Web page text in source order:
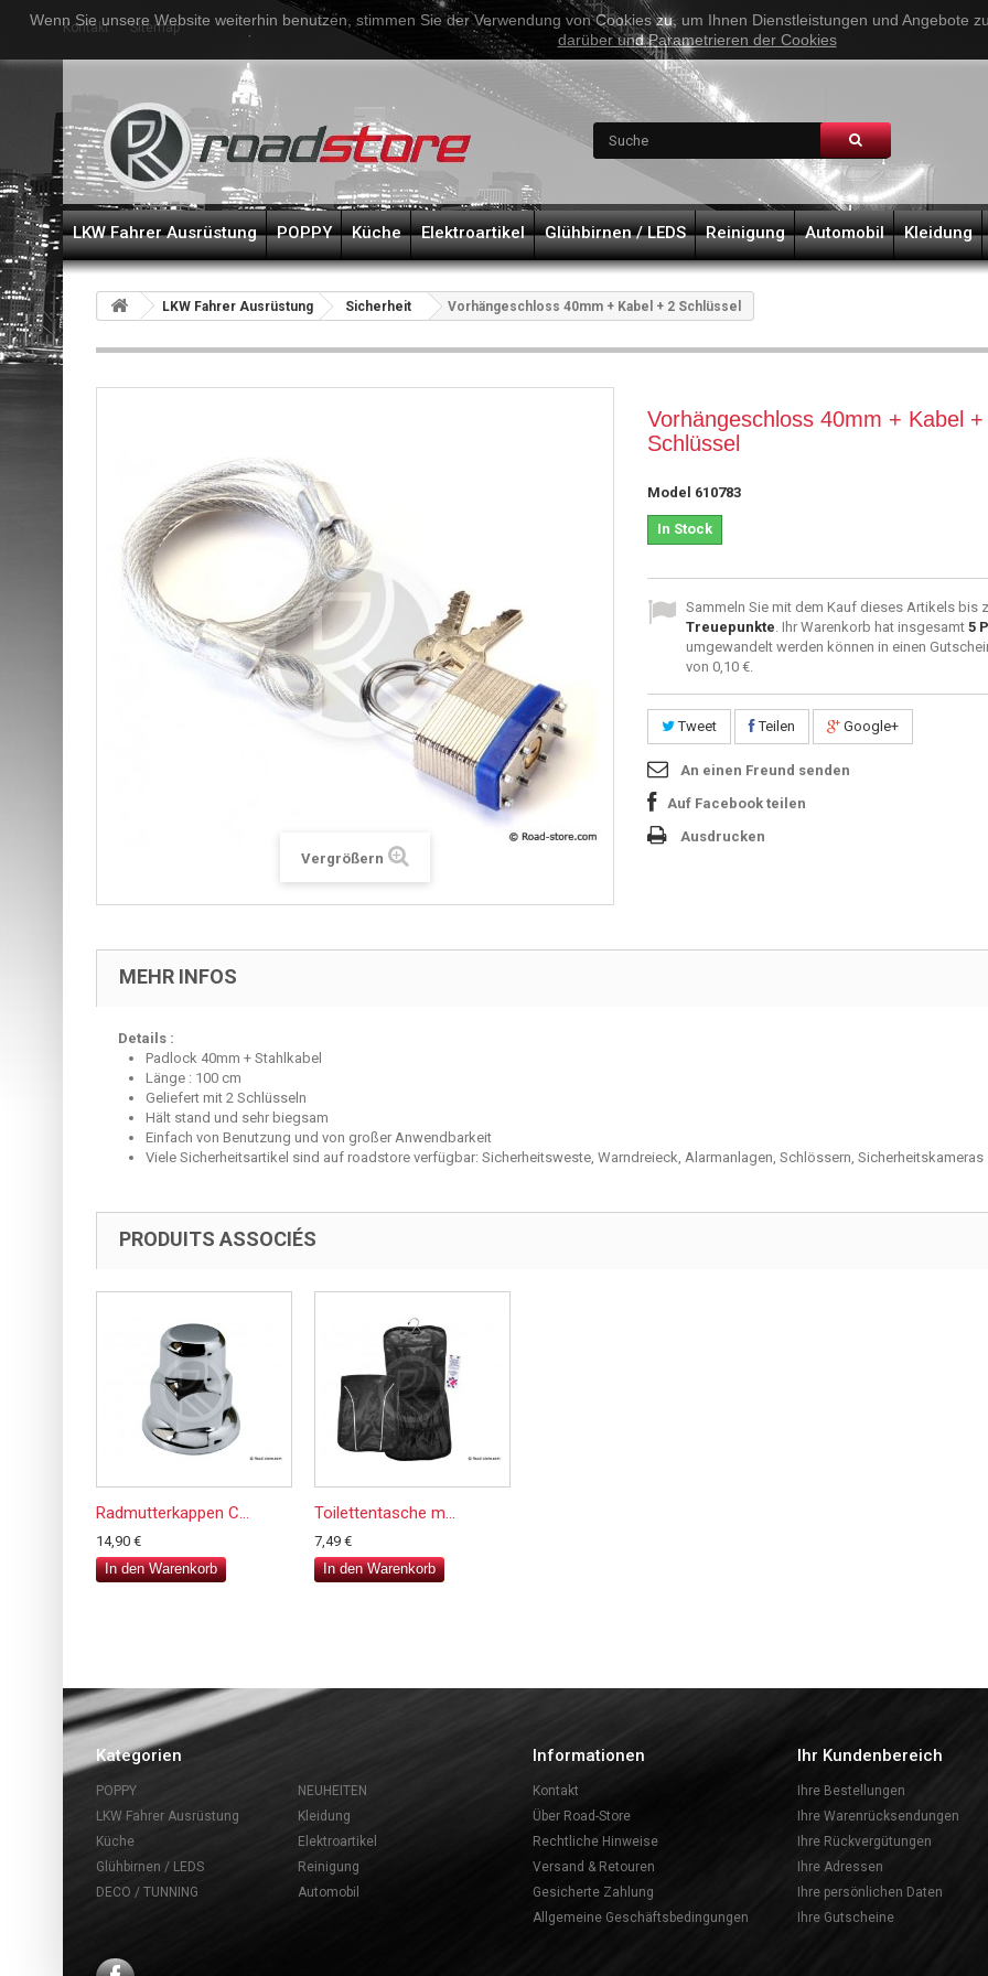
Kontakt Sitemap
LKW Fahrer Ausrüstung POPPY Küche Elektroartikel Glühbirnen / LEDS Reinigung Automobil Kleidung
LKW Fahrer Ausrüstung Sicherheit Vorhängeschloss 40mm + Kabel + 2 Schlüssel
Vergrößern
Vorhängeschloss 40mm + Kabel + 2
Schlüssel
Model 610783
In Stock
Sammeln Sie mit dem Kauf dieses Artikels bis
Treuepunkte . Ihr Warenkorb hat insgesamt 5
umgewandelt werden können in einen
von 0,10 €
Tweet Teilen Google+
An einen Freund senden
Auf Facebook teilen
Ausdrucken
MEHR INFOS
Details :
Padlock 40mm + Stahlkabel
Länge : 100 cm
Geliefert mit 2 Schlüsseln
Hält stand und sehr biegsam
Einfach von Benutzung und von großer Anwendbarkeit
Viele Sicherheitsartikel sind auf roadstore verfügbar: Sicherheitsweste Warndreieck , Alarmanlagen, Schlössern, Sicherheitskameras
PRODUITS ASSOCIÉS
Radmutterkappen C...
14,90 €
In den Warenkorb
Toilettentasche m...
7,49 €
In den Warenkorb
Kategorien
POPPY
NEUHEITEN
LKW Fahrer Ausrüstung
Kleidung
Küche
Elektroartikel
Glühbirnen / LEDS
Reinigung
DECO / TUNNING
Automobil
Informationen
Kontakt
Über Road-Store
Rechtliche Hinweise
Versand & Retouren
Gesicherte Zahlung
Allgemeine Geschäftsbedingungen
Ihr Kundenbereich
Ihre Bestellungen
Ihre Warenrücksendungen
Ihre Rückvergütungen
Ihre Adressen
Ihre persönlichen Daten
Ihre Gutscheine
Wenn Sie unsere Website weiterhin benutzen, stimmen Sie der Verwendung von Cookies zu, um Ihnen Dienstleistungen und Angebote
darüber und Parametrieren der Cookies